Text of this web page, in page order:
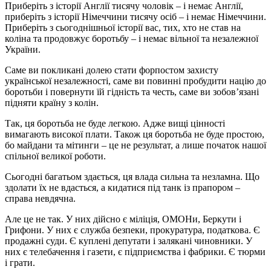
Приберіть з історії Англії тисячу чоловік – і немає Англії,
приберіть з історії Німеччини тисячу осіб – і немає Німеччини.
Приберіть з сьогоднішньої історії вас, тих, хто не став на
коліна та продовжує боротьбу – і немає вільної та незалежної
України.
Саме ви покликані долею стати форпостом захисту
української незалежності, саме ви повинні пробудити націю до
боротьби і повернути їй гідність та честь, саме ви зобов’язані
підняти країну з колін.
Так, ця боротьба не буде легкою. Адже вищі цінності
вимагають високої плати. Також ця боротьба не буде простою,
бо майдани та мітинги – це не результат, а лише початок нашої
спільної великої роботи.
Сьогодні багатьом здається, ця влада сильна та незламна. Що
здолати їх не вдасться, а кидатися під танк із прапором –
справа невдячна.
Але це не так. У них дійсно є міліція, ОМОНи, Беркути і
Грифони. У них є служба безпеки, прокуратура, податкова. Є
продажні суди. Є куплені депутати і залякані чиновники. У
них є телебачення і газети, є підприємства і фабрики. Є тюрми
і грати.